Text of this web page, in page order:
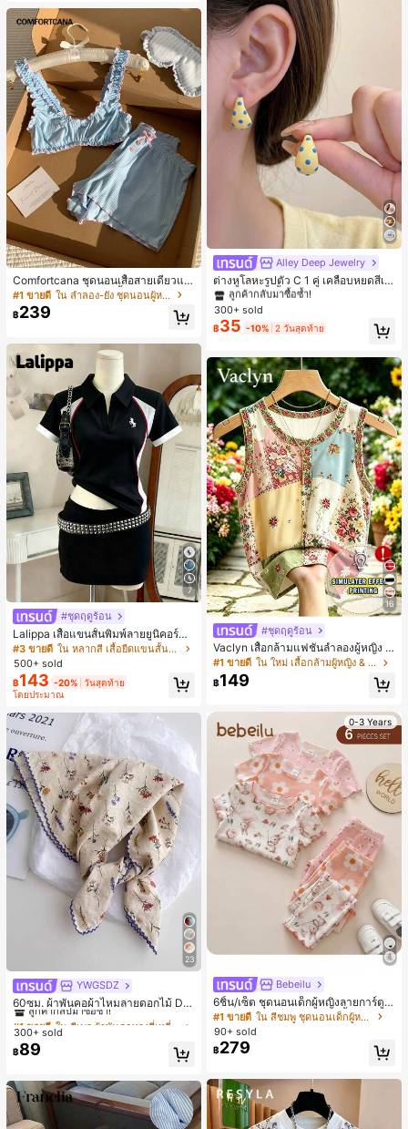
Comfortcana ชุดนอนเสื้อสายเดี่ยวแต่
งระบายและกางเกงขาสั้นสำหรับผู้หญิง
#1 ขายดี ใน ลำลอง-ยัง ชุดนอนผู้หญิง
฿239
7
#ชุดฤดูร้อน
Lalippa เสื้อแขนสั้นพิมพ์ลายยูนิคอร์นล
ายทางสีตัดกันสำหรับผู้หญิง สไตล์วิทย
าลัย
#3 ขายดี
ใน หลากสี เสื้อยืดแขนสั้นเนื้อนุ่มสำหรับใส่ทุกวัน
500+ sold
฿143 -20% วันสุดท้าย
โดยประมาณ
23
YWGSDZ
60ซม. ผ้าพันคอผ้าไหมลายดอกไม้ Dit
sy สีเบจ, เครื่องประดับใหม่สำหรับผู้หญิ
งฤดูใบไม้ผลิ/ฤดูใบไม้ร่วง, ผ้าพันคอผืน
บางอเนกประสงค์หรูหรา
#1 ขายดี
ลูกค้ากลับมาซื้อซ้ำ!
#1 ขายดี
ลูกค้ากลับมาซื้อซ้ำ!
#1 ขายดี
ลูกค้ากลับมาซื้อซ้ำ!
#1 ขายดี
ใน สีเบจ ผ้าพันคอทรงสี่เหลี่ยมและผ้าพันคอสำหรับผู้
300+ sold
฿89
Alley Deep Jewelry
ต่างหูโลหะรูปตัว C 1 คู่ เคลือบหยดสีเห
ลือง ลายจุดสีน้ำเงิน สไตล์ยุโรปและอเม
ริกัน แฟชั่นส่วนตัว หวานและสง่างาม
สำหรับผู้หญิงและเด็กหญิง สำหรับการเ
ดินทาง งานแต่งงาน ปาร์ตี้ วันเกิด ของ
#1 ขายดี ใน โบโฮ ต่างหูผู้หญิง
ลูกค้ากลับมาซื้อซ้ำ!
เกือบหมดแล้ว!
#1 ขายดี ใน โบโฮ ต่างหูผู้หญิง
ลูกค้ากลับมาซื้อซ้ำ!
เกือบหมดแล้ว!
#1 ขายดี ใน โบโฮ ต่างหูผู้หญิง
ลูกค้ากลับมาซื้อซ้ำ!
เกือบหมดแล้ว!
#1 ขายดี ใน โบโฮ ต่างหูผู้หญิง
เกือบหมดแล้ว!
300+ sold
฿35 -10% 2 วันสุดท้าย
16
#ชุดฤดูร้อน
Vaclyn เสื้อกล้ามแฟชั่นลำลองผู้หญิง ล
ายแพตช์เวิร์ก แขนกุด คอกลม ติดกระดุ
ม
#1 ขายดี ใน ใหม่ เสื้อกล้ามผู้หญิง & Camis
฿149
0-3 Years
Bebeilu
6ชิ้น/เซ็ต ชุดนอนเด็กผู้หญิงลายการ์ตูน
หมีและดอกไม้ คอกลม แขนสั้น กางเกง
ขาสั้น ขอบระบาย สวมใส่สบาย
#1 ขายดี
ใน สีชมพู ชุดนอนเด็กผู้หญิง
90+ sold
฿279